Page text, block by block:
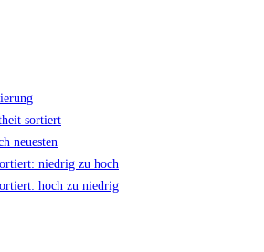
sortiert
neuesten
niedrig zu hoch
hoch zu niedrig